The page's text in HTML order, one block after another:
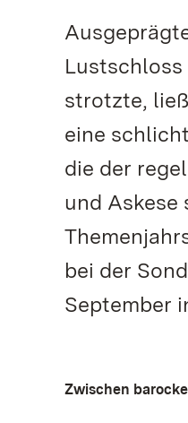
strotzte,
eine
die der
und Askese
bei der
September
Zwischen